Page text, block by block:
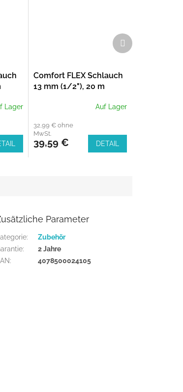
Lager
Comfort FLEX Schlauch
13 mm (1/2"), 20 m
Auf Lager
32,99 € ohne
MwSt.
39,59 € DETAIL
Nächstes
Produkt
Parameter
:
Zubehör
:
2 Jahre
: 4078500024105